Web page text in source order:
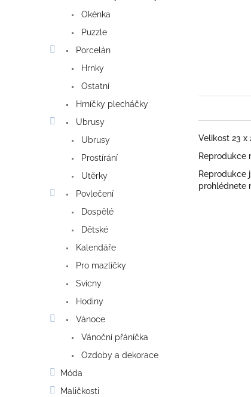
Okénka
Puzzle
Porcelán
Hrnky
Ostatní
Hrníčky plecháčky
Ubrusy
Ubrusy
Prostírání
Utěrky
Povlečení
Dospělé
Dětské
Kalendáře
Pro mazlíčky
Svícny
Hodiny
Vánoce
Vánoční přáníčka
Ozdoby a dekorace
Móda
Maličkosti
Velikost 23 x
Reprodukce
Reprodukce
prohlédnete